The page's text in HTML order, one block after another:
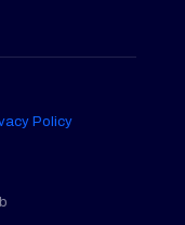
Policy